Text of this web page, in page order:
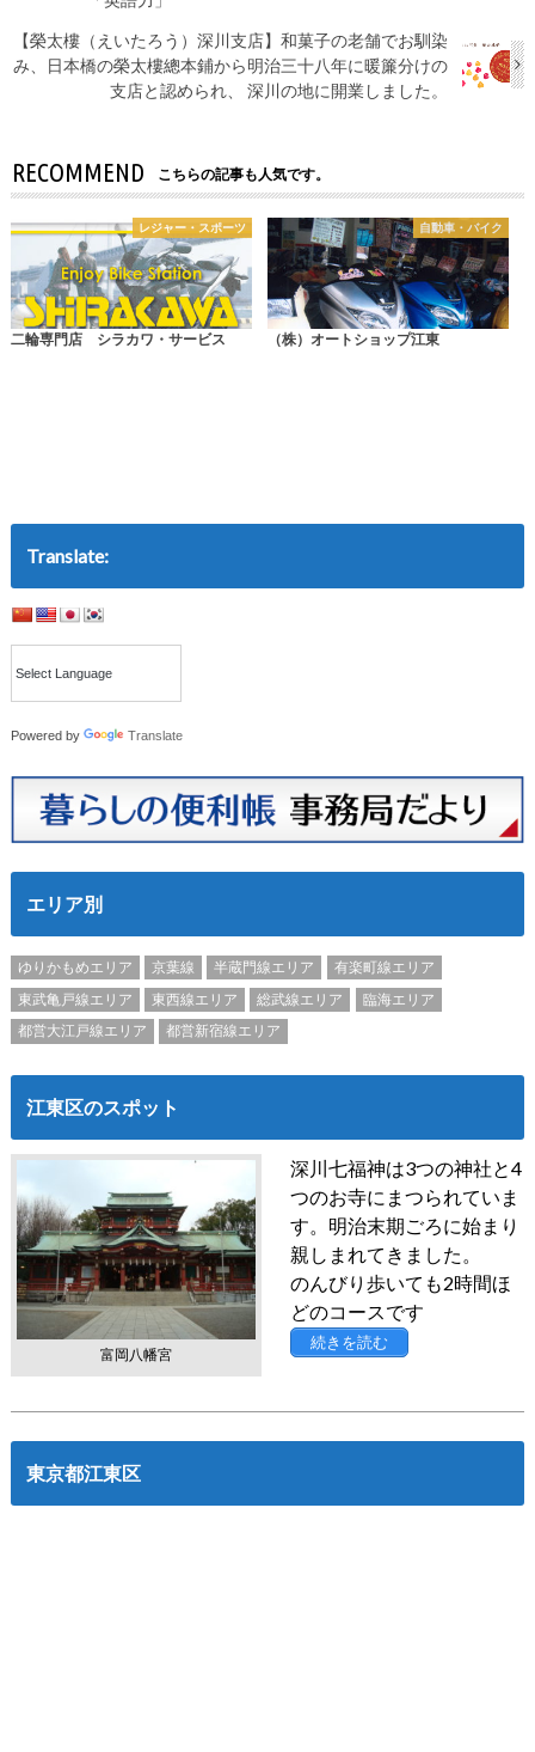
【榮太樓（えいたろう）深川支店】和菓子の老舗でお馴染
み、日本橋の榮太樓總本鋪から明治三十八年に暖簾分けの
支店と認められ、 深川の地に開業しました。
RECOMMEND こちらの記事も人気です。
レジャー・スポーツ
二輪専門店 シラカワ・サービス
自動車・バイク
（株）オートショップ江東
Translate:
Powered by Translate
エリア別
ゆりかもめエリア 京葉線 半蔵門線エリア
有楽町線エリア
東武亀戸線エリア
東西線エリア 総武線エリア
臨海エリア
都営大江戸線エリア
都営新宿線エリア
江東区のスポット
富岡八幡宮
深川七福神は3つの神社と4
つのお寺にまつられていま
す。明治末期ごろに始まり
親しまれてきました。
のんびり歩いても2時間ほ
どのコースです
続きを読む
東京都江東区